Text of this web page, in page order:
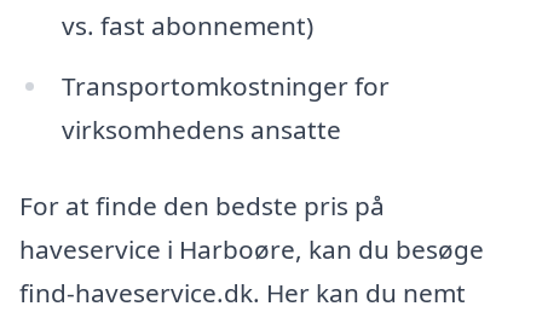
vs. fast abonnement)
Transportomkostninger for
virksomhedens ansatte
For at finde den bedste pris på
haveservice i Harboøre, kan du besøge
find-haveservice.dk. Her kan du nemt